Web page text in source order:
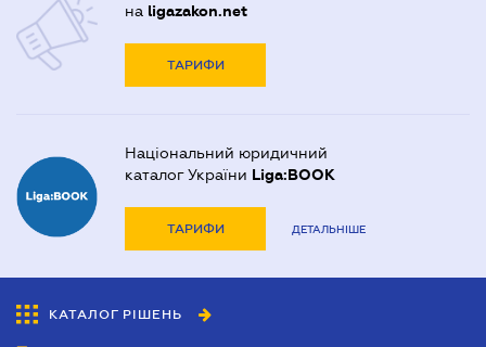
на ligazakon.net
ТАРИФИ
Національний юридичний
каталог України Liga:BOOK
ТАРИФИ ДЕТАЛЬНІШЕ
КАТАЛОГ РІШЕНЬ